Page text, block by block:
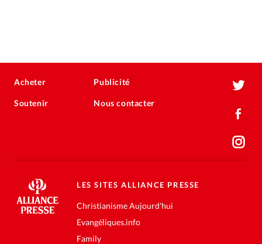
Acheter
Soutenir
Publicité
Nous contacter
LES SITES ALLIANCE PRESSE
Christianisme Aujourd'hui
Evangéliques.info
Family